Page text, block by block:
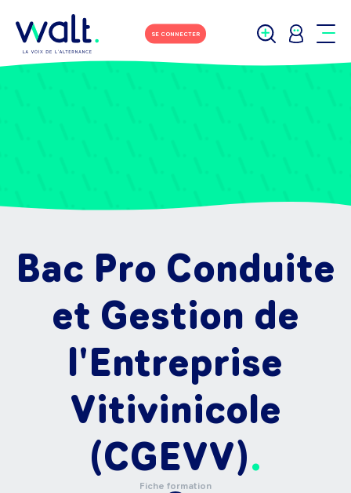
SE CONNECTER
Bac Pro Conduite
et Gestion de
l'Entreprise
Vitivinicole
(CGEVV)
Fiche formation